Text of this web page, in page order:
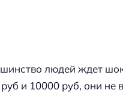
людей ждет
и 10000 руб, они не